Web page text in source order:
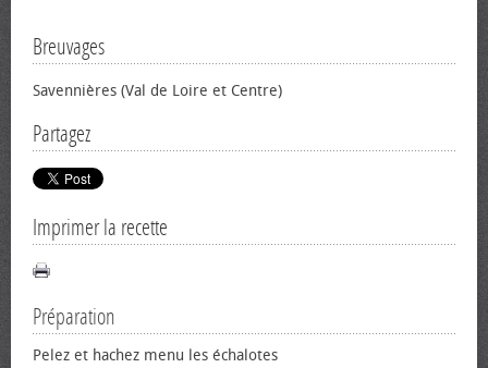
Breuvages
Savennières (Val de Loire et Centre)
Partagez
Imprimer la recette
Préparation
Pelez et hachez menu les échalotes